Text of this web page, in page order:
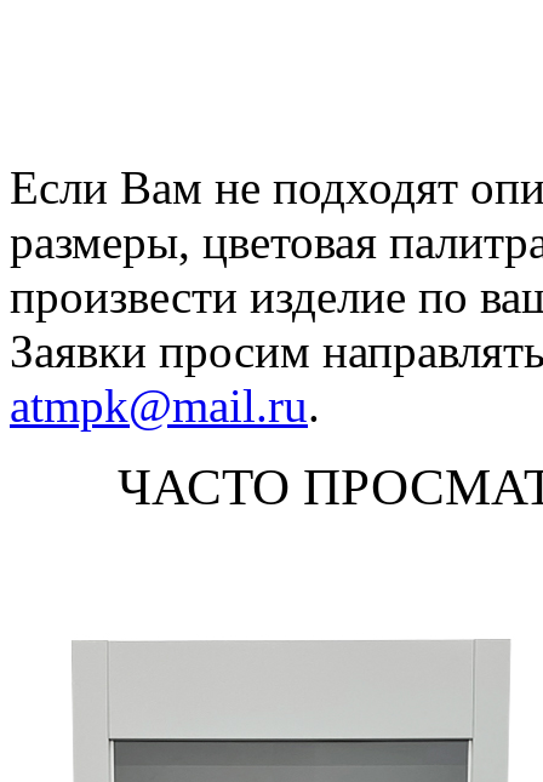
Если Вам не подходят
размеры, цветовая
произвести изделие по
Заявки просим
atmpk@mail.ru.
ЧАСТО